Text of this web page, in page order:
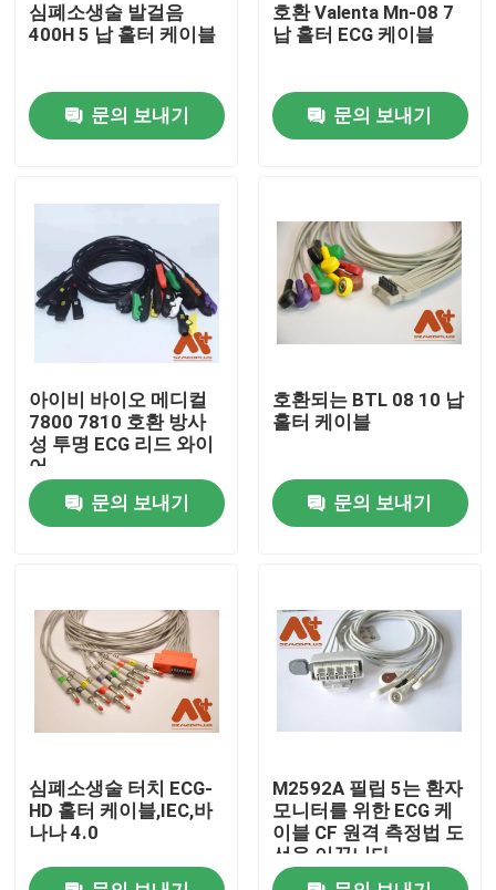
제품 소개
회사 소개
공장 투어
품질 관리
뉴스
ECG 환자케이블
참을성 있는 모니터 케이블
재사용 가능한 spo2 센서
심폐소생술 발걸음
400H 5 납 홀터 케이블
문의 보내기
호환 Valenta Mn-08 7
납 홀터 ECG 케이블
문의 보내기
아이비 바이오 메디컬
7800 7810 호환 방사
성 투명 ECG 리드 와이
어
문의 보내기
호환되는 BTL 08 10 납
홀터 케이블
문의 보내기
심폐소생술 터치 ECG-
HD 홀터 케이블,IEC,바
나나 4.0
M2592A 필립 5는 환자
모니터를 위한 ECG 케
이블 CF 원격 측정법 도
선을 이끕니다